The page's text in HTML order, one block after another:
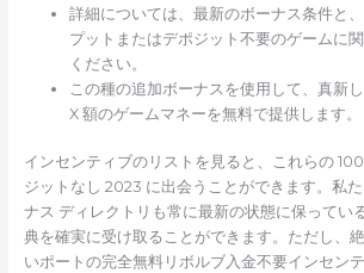
詳細については、最新のボーナス条件と
プットまたはデポジット不要のゲームに
ください。
この種の追加ボーナスを使用して、真新
X 額のゲームマネーを無料で提供します。
インセンティブのリストを見ると、これらの
ジットなし 2023 に出会うことができます。私
ナス ディレクトリも常に最新の状態に保ってい
典を確実に受け取ることができます。ただし、
いポートの完全無料リボルブ入金不要インセン